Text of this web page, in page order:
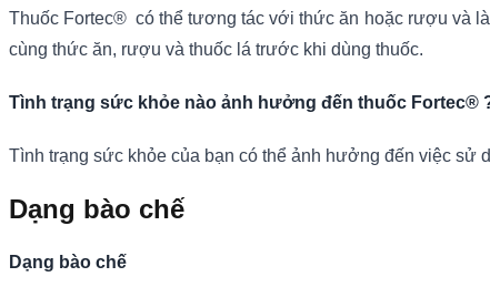
Thuốc Fortec® có thể tương tác với thức ăn hoặc rượu và
cùng thức ăn, rượu và thuốc lá trước khi dùng thuốc.
Tình trạng sức khỏe nào ảnh hưởng đến thuốc Fortec®
Tình trạng sức khỏe của bạn có thể ảnh hưởng đến việc sử
Dạng bào chế
Dạng bào chế